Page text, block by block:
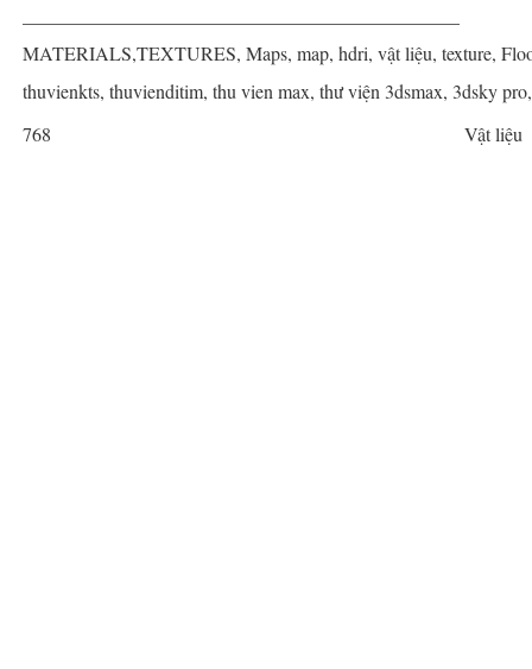
MATERIALS,TEXTURES, Maps, map, hdri, vật liệu, texture,
thuvienkts, thuvienditim, thu vien max, thư viện 3dsmax, 3dsky
768
Vật liệu